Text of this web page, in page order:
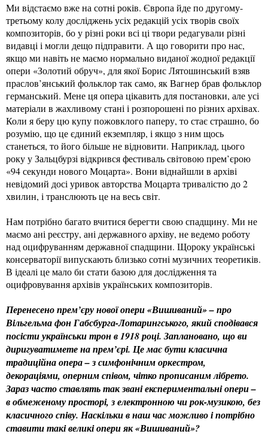
Ми відстаємо вже на сотні років. Європа йде по другому-
третьому колу досліджень усіх редакцій усіх творів своїх
композиторів, бо у різні роки всі ці твори редагували різні
видавці і могли дещо підправити. А що говорити про нас,
якщо ми навіть не маємо нормально виданої жодної редакції
опери «Золотий обруч», для якої Борис Лятошинський взяв
праслов’янський фольклор так само, як Вагнер брав фольклор
германський. Мене ця опера цікавить для постановки, але усі
матеріали в жахливому стані і розпорошені по різних архівах.
Коли я беру цю купу пожовклого паперу, то стає страшно, бо
розумію, що це єдиний екземпляр, і якщо з ним щось
станеться, то його більше не відновити. Наприклад, цього
року у Зальцбурзі відкрився фестиваль світовою прем’єрою
«94 секунди нового Моцарта». Вони віднайшли в архіві
невідомий досі уривок авторства Моцарта тривалістю до 2
хвилин, і транслюють це на весь світ.
Нам потрібно багато вчитися берегти свою спадщину. Ми не
маємо ані реєстру, ані державного архіву, не ведемо роботу
над оцифруванням державної спадщини. Щороку українські
консерваторії випускають близько сотні музичних теоретиків.
В ідеалі це мало би стати базою для дослідження та
оцифровування архівів українських композиторів.
Перенесено прем’єру нової опери «Вишиваний» – про
Вільгельма фон Габсбурга-Лотарингського, який сподівався
посісти українськи трон в 1918 році. Заплановано, що ви
диригуватимете на прем’єрі. Це має бути класична
традиційна опера – з симфонічним оркестром,
декораціями, оперним співом, чітко прописаним лібрето.
Зараз часто ставлять так звані експериментальні опери –
в обмеженому просторі, з електронною чи рок-музикою, без
класичного співу. Наскільки в наш час можливо і потрібно
ставити такі великі опери як «Вишиваний»?